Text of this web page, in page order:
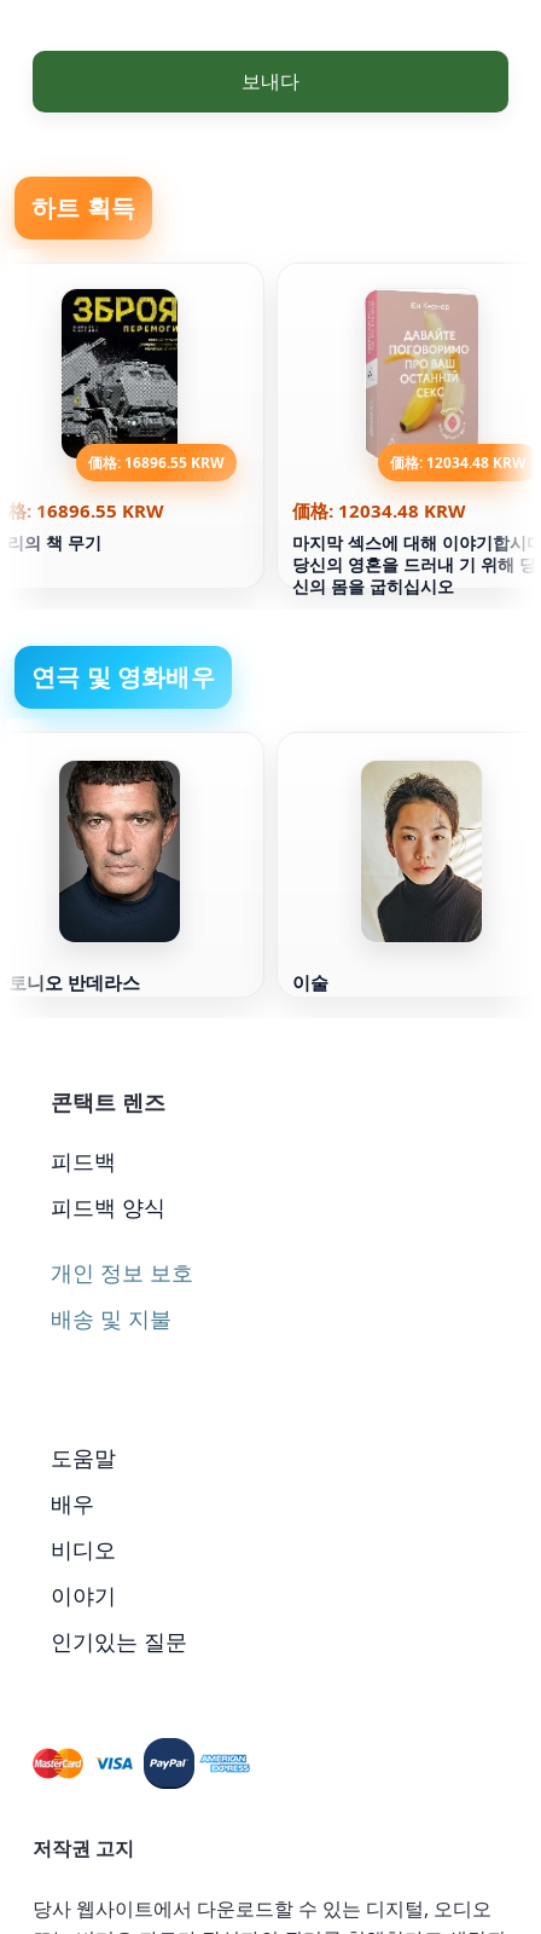
보내다
하트 획득
価格: 16896.55 KRW
格: 16896.55 KRW
리의 책 무기
価格: 12034.48 KRW
価格: 12034.48 KRW
마지막 섹스에 대해 이야기합시
당신의 영혼을 드러내 기 위해 당
신의 몸을 굽히십시오
연극 및 영화배우
토니오 반데라스 이술
콘택트 렌즈
피드백
피드백 양식
개인 정보 보호
배송 및 지불
도움말
배우
비디오
이야기
인기있는 질문
저작권 고지
당사 웹사이트에서 다운로드할 수 있는 디지털, 오디오